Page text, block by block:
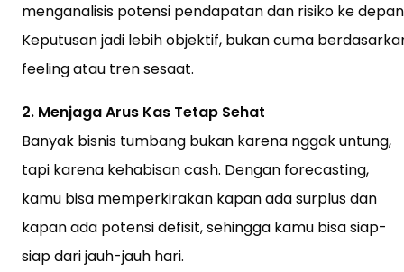
menganalisis potensi pendapatan dan risiko ke
Keputusan jadi lebih objektif, bukan cuma
feeling atau tren sesaat.
2. Menjaga Arus Kas Tetap Sehat
Banyak bisnis tumbang bukan karena nggak untung,
tapi karena kehabisan cash. Dengan forecasting,
kamu bisa memperkirakan kapan ada surplus dan
kapan ada potensi defisit, sehingga kamu bisa siap-
siap dari jauh-jauh hari.